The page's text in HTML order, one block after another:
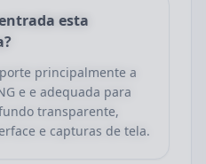
esta
principalmente a
e e adequada para
transparente,
e capturas de tela.